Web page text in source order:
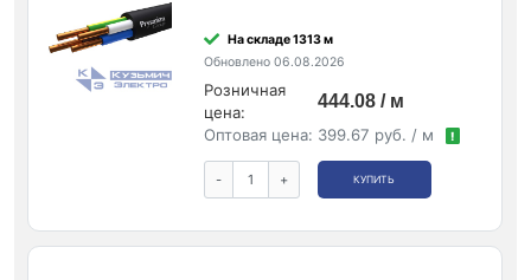
На складе 1313 м
Обновлено 06.08.2026
Розничная
цена:
444.08 / м
Оптовая цена: 399.67 руб. / м !
- + КУПИТЬ